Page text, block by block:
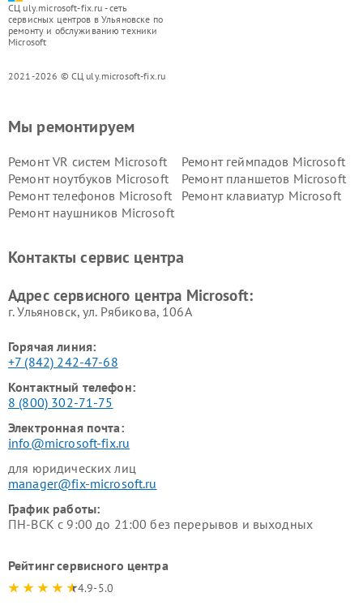
СЦ uly.microsoft-fix.ru - сеть
сервисных центров в Ульяновске по
ремонту и обслуживанию техники
Microsoft
2021-2026 © СЦ uly.microsoft-fix.ru
Мы ремонтируем
Ремонт VR систем Microsoft
Ремонт геймпадов Microsoft
Ремонт ноутбуков Microsoft
Ремонт планшетов Microsoft
Ремонт телефонов Microsoft
Ремонт клавиатур Microsoft
Ремонт наушников Microsoft
Контакты сервис центра
Адрес сервисного центра Microsoft:
г. Ульяновск, ул. Рябикова, 106А
Горячая линия:
+7 (842) 242-47-68
Контактный телефон:
8 (800) 302-71-75
Электронная почта:
info@microsoft-fix.ru
для юридических лиц
manager@fix-microsoft.ru
График работы:
ПН-ВСК с 9:00 до 21:00 без перерывов и выходных
Рейтинг сервисного центра
4.9-5.0